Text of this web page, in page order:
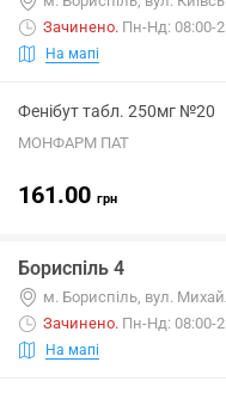
Зачинено. Пн-Нд: 08:00-
На мапі
Фенібут табл. 250мг №20
МОНФАРМ ПАТ
161.00 грн
Бориспіль 4
м. Бориспіль, вул.
Зачинено. Пн-Нд: 08:00-
На мапі